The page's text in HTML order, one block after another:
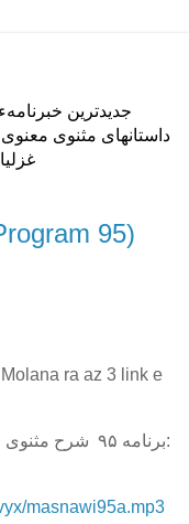
جدیدترین
داستانهای مثنوی
95)
ra az 3 link e
برنامه ۹۵ شرح مثنوی مولانا را از ۳ لینک زیر میتوانید دانلود کنید:
masnawi95a.mp3